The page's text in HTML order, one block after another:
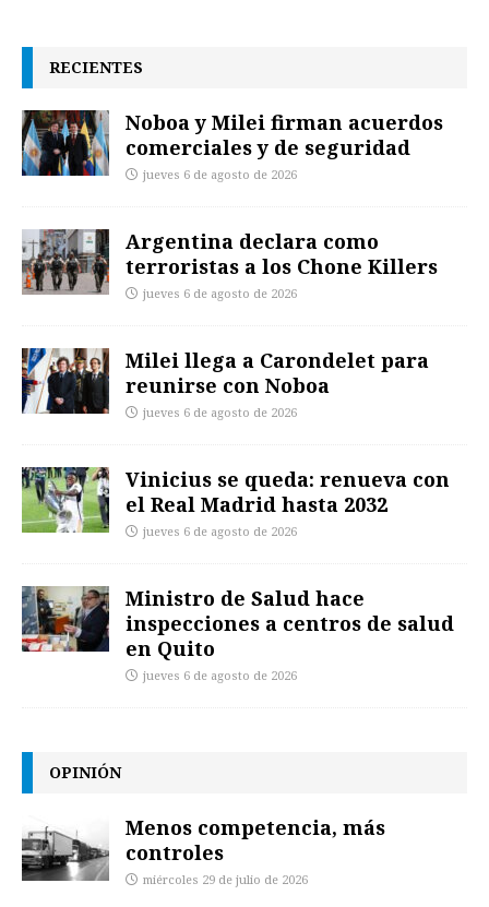
RECIENTES
Noboa y Milei firman acuerdos
comerciales y de seguridad
jueves 6 de agosto de 2026
Argentina declara como
terroristas a los Chone Killers
jueves 6 de agosto de 2026
Milei llega a Carondelet para
reunirse con Noboa
jueves 6 de agosto de 2026
Vinicius se queda: renueva con
el Real Madrid hasta 2032
jueves 6 de agosto de 2026
Ministro de Salud hace
inspecciones a centros de salud
en Quito
jueves 6 de agosto de 2026
OPINIÓN
Menos competencia, más
controles
miércoles 29 de julio de 2026